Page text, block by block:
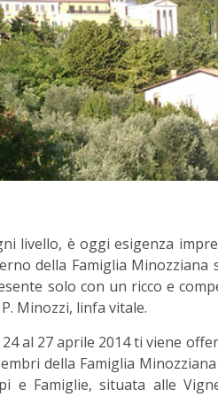
livello, è oggi esigenza
della Famiglia
solo con un ricco e
Minozzi, linfa vitale.
al 27 aprile 2014 ti viene
della Famiglia
e Famiglie, situata alle